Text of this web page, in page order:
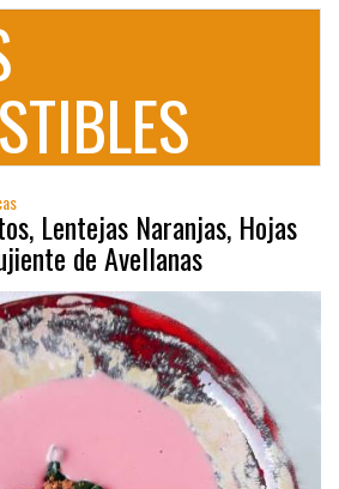
Lentejas Naranjas, Hojas
de Avellanas